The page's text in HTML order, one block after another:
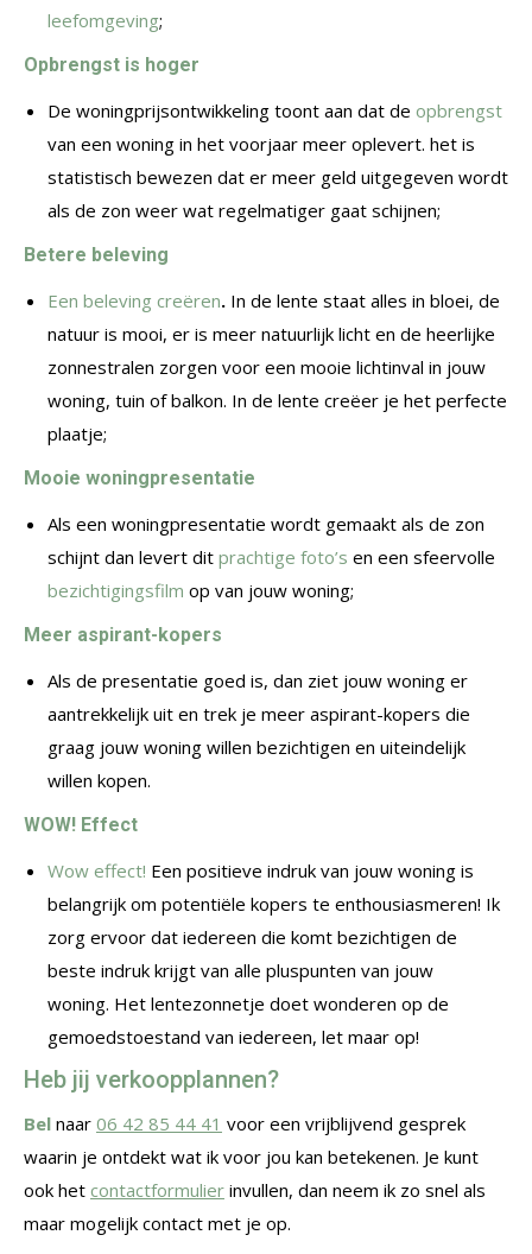
leefomgeving;
Opbrengst is hoger
De woningprijsontwikkeling toont aan dat de opbrengst
van een woning in het voorjaar meer oplevert. het is
statistisch bewezen dat er meer geld uitgegeven wordt
als de zon weer wat regelmatiger gaat schijnen;
Betere beleving
Een beleving creëren. In de lente staat alles in bloei, de
natuur is mooi, er is meer natuurlijk licht en de heerlijke
zonnestralen zorgen voor een mooie lichtinval in jouw
woning, tuin of balkon. In de lente creëer je het perfecte
plaatje;
Mooie woningpresentatie
Als een woningpresentatie wordt gemaakt als de zon
schijnt dan levert dit prachtige foto’s en een sfeervolle
bezichtigingsfilm op van jouw woning;
Meer aspirant-kopers
Als de presentatie goed is, dan ziet jouw woning er
aantrekkelijk uit en trek je meer aspirant-kopers die
graag jouw woning willen bezichtigen en uiteindelijk
willen kopen.
WOW! Effect
Wow effect! Een positieve indruk van jouw woning is
belangrijk om potentiële kopers te enthousiasmeren! Ik
zorg ervoor dat iedereen die komt bezichtigen de
beste indruk krijgt van alle pluspunten van jouw
woning. Het lentezonnetje doet wonderen op de
gemoedstoestand van iedereen, let maar op!
Heb jij verkoopplannen?
Bel naar 06 42 85 44 41 voor een vrijblijvend gesprek
waarin je ontdekt wat ik voor jou kan betekenen. Je kunt
ook het contactformulier invullen, dan neem ik zo snel als
maar mogelijk contact met je op.